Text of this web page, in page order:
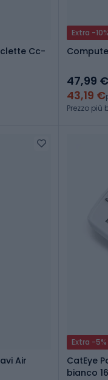
Cc-
Extra -
47,99 €
43,19 €
Prezzo più
Air
Extra -
CatEye
bianco